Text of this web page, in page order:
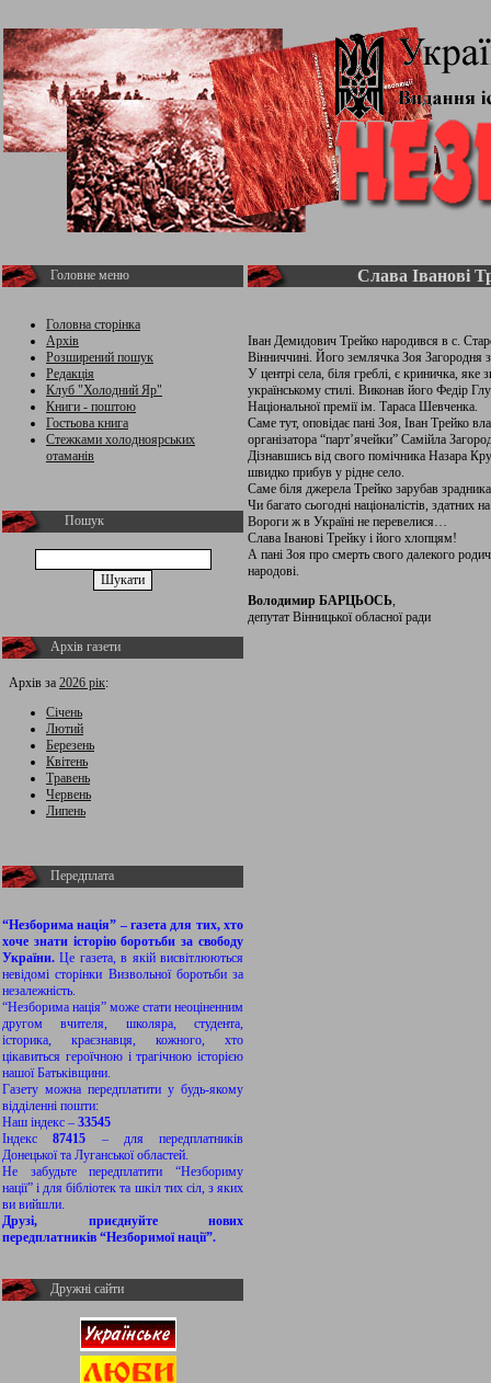
Головне меню
Головна сторінка
Архів
Розширений пошук
Редакція
Клуб "Холодний Яр"
Книги - поштою
Гостьова книга
Стежками холодноярських
отаманів
Пошук
Архів газети
Архів за 2026 рік:
Січень
Лютий
Березень
Квітень
Травень
Червень
Липень
Передплата
“Незборима нація” – газета для тих, хто
хоче знати історію боротьби за свободу
України.Це газета, в якій висвітлюються
невідомі сторінки Визвольної боротьби за
незалежність.
“Незборима нація” може стати неоціненним
другом вчителя, школяра, студента,
історика, краєзнавця, кожного, хто
цікавиться героїчною і трагічною історією
нашої Батьківщини.
Газету можна передплатити у будь-якому
відділенні пошти:
Наш індекс – 33545
Індекс87415 – для передплатників
Донецької та Луганської областей.
Не забудьте передплатити “Незбориму
нації” і для бібліотек та шкіл тих сіл, з яких
ви вийшли.
Друзі, приєднуйте нових
передплатників “Незборимої нації”.
Дружні сайти
Слава Іванові
Іван Демидович Трейко народився в с.
Вінниччині. Його землячка Зоя Загородня
У центрі села, біля греблі, є криничка,
українському стилі. Виконав його Федір
Національної премії ім. Тараса Шевченка.
Саме тут, оповідає пані Зоя, Іван Трейко
організатора “парт’ячейки” Самійла
Дізнавшись від свого помічника Назара
швидко прибув у рідне село.
Саме біля джерела Трейко зарубав
Чи багато сьогодні націоналістів, здатних
Вороги ж в Україні не перевелися…
Слава Іванові Трейку і його хлопцям!
А пані Зоя про смерть свого далекого
народові.
Володимир БАРЦЬОСЬ,
депутат Вінницької обласної ради